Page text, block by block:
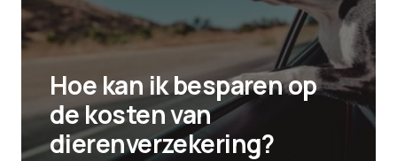
Hoe kan ik besparen op
de kosten van
dierenverzekering?